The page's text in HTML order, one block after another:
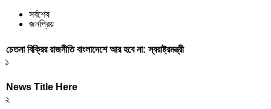
সর্বশেষ
জনপ্রিয়
চেতনা বিক্রির রাজনীতি বাংলাদেশে আর হবে না: স্বরাষ্ট্রমন্ত্রী
১
News Title Here
২